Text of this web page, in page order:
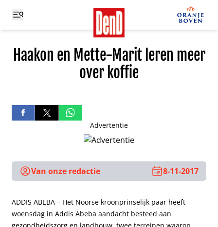
Haakon en Mette-Marit leren meer
over koffie
Advertentie
Van onze redactie 8-11-2017
ADDIS ABEBA – Het Noorse kroonprinselijk paar heeft
woensdag in Addis Abeba aandacht besteed aan